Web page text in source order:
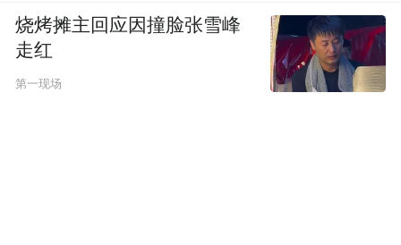
烧烤摊主回应因撞脸张雪峰
走红
第一现场